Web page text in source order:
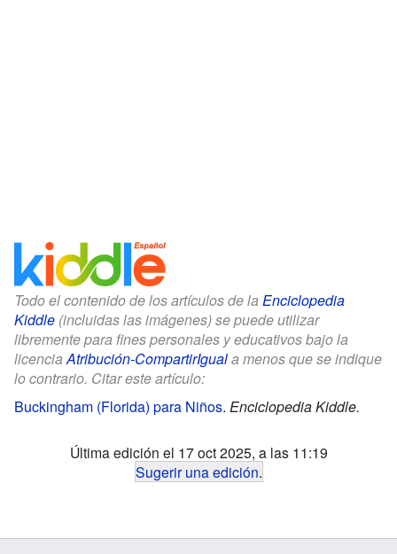
Todo el contenido de los artículos de la Enciclopedia
Kiddle (incluidas las imágenes) se puede utilizar
libremente para fines personales y educativos bajo la
licenciaAtribución-CompartirIguala menos que se indique
lo contrario. Citar este artículo:
Buckingham (Florida) para Niños. Enciclopedia Kiddle.
Última edición el 17 oct 2025, a las 11:19
Sugerir una edición.